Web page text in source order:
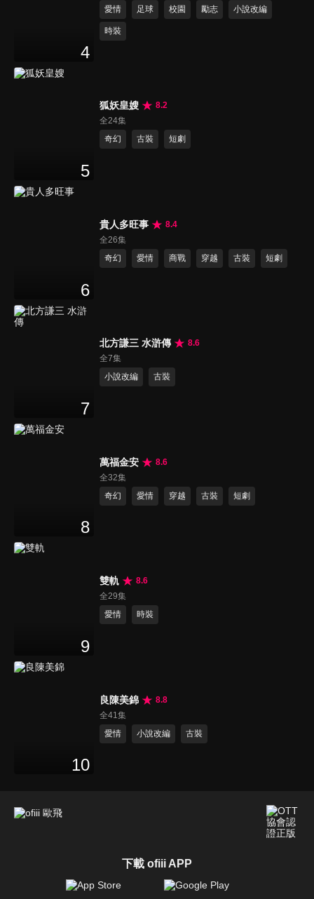
4
愛情
足球 校園 勵志 小說改編
時裝
5
狐妖皇嫂
8.2
全24集
奇幻
古裝 短劇
6
貴人多旺事
8.4
全26集
奇幻
愛情 商戰 穿越 古裝 短劇
7
北方謙三 水滸傳
8.6
全7集
小說改編
古裝
8
萬福金安
8.6
全32集
奇幻
愛情 穿越 古裝 短劇
9
雙軌
8.6
全29集
愛情
時裝
10
良陳美錦
8.8
全41集
愛情
小說改編 古裝
下載 ofiii APP